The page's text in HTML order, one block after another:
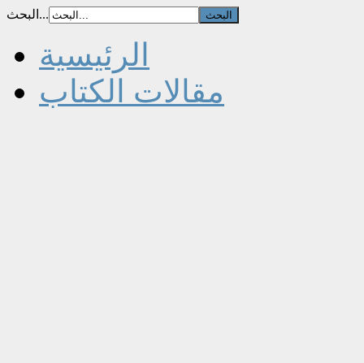
البحث...
الرئيسية
مقالات الكتاب